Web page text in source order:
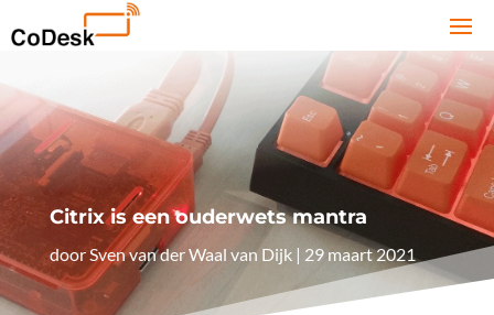
Citrix is een ouderwets mantra
doorSven van der Waal van Dijk| 29 maart 2021